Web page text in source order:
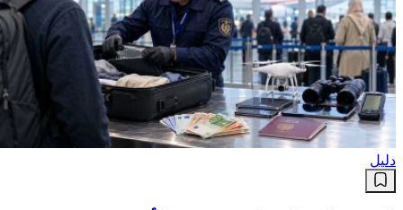
دليل